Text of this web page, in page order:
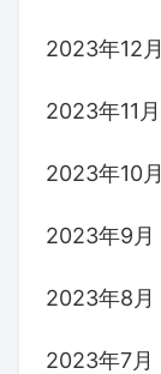
2023年12月
2023年11月
2023年10月
2023年9月
2023年8月
2023年7月